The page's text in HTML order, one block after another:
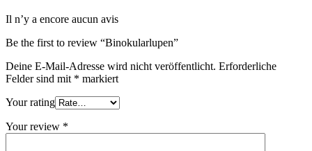
Il n’y a encore aucun avis
Be the first to review “Binokularlupen”
Deine E-Mail-Adresse wird nicht veröffentlicht. Erforderliche
Felder sind mit * markiert
Your rating
Your review *